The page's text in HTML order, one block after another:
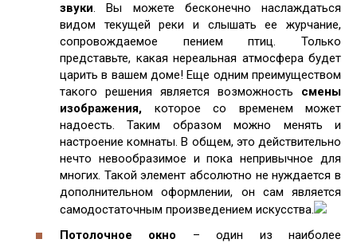
звуки. Вы можете бесконечно наслаждаться
видом текущей реки и слышать ее журчание,
сопровождаемое пением птиц. Только
представьте, какая нереальная атмосфера будет
царить в вашем доме! Еще одним преимуществом
такого решения является возможность смены
изображения, которое со временем может
надоесть. Таким образом можно менять и
настроение комнаты. В общем, это действительно
нечто невообразимое и пока непривычное для
многих. Такой элемент абсолютно не нуждается в
дополнительном оформлении, он сам является
самодостаточным произведением искусства.
Потолочное окно – один из наиболее